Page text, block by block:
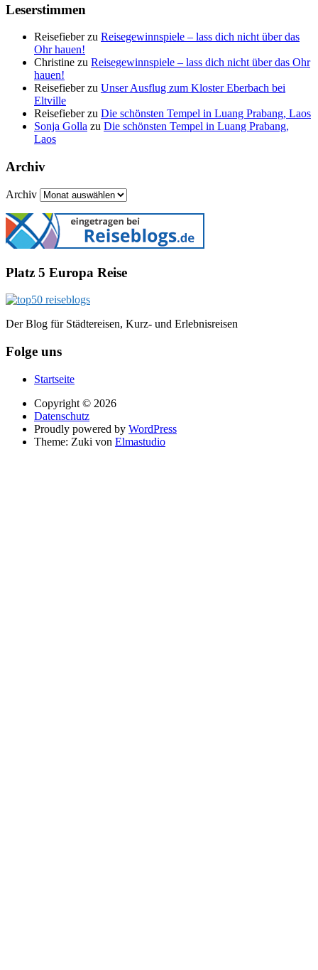
Leserstimmen
Reisefieberzu Reisegewinnspiele – lass dich nicht über das
Ohr hauen!
Christine zu Reisegewinnspiele – lass dich nicht über das Ohr
hauen!
Reisefieberzu Unser Ausflug zum Kloster Eberbach bei
Eltville
Reisefieberzu Die schönsten Tempel in Luang Prabang, Laos
Sonja Golla zu Die schönsten Tempel in Luang Prabang,
Laos
Archiv
Archiv
Platz 5 Europa Reise
Der Blog für Städtereisen, Kurz- und Erlebnisreisen
Folge uns
Startseite
Copyright © 2026
Datenschutz
Proudly powered by WordPress
Theme: Zuki von Elmastudio